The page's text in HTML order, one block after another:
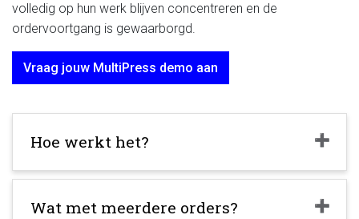
volledig op hun werk blijven concentreren en de
ordervoortgang is gewaarborgd.
Vraag jouw MultiPress demo aan
Hoe werkt het?
Wat met meerdere orders?